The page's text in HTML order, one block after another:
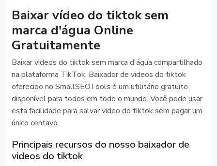
Baixar vídeo do tiktok sem
marca d'água Online
Gratuitamente
Baixar videos do tiktok sem marca d'água compartilhado
na plataforma TikTok. Baixador de videos do tiktok
oferecido no SmallSEOTools é um utilitário gratuito
disponível para todos em todo o mundo. Você pode usar
esta facilidade para salvar video do tiktok sem pagar um
único centavo.
Principais recursos do nosso baixador de
videos do tiktok